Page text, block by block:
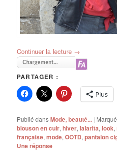
Continuer la lecture →
PARTAGER :
Plus
Publié dansMode, beauté... |
blouson en cuir,hiver,lalarita,look,
française,mode,OOTD,pantalon
Uneréponse